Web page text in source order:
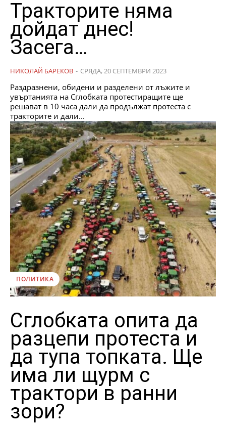
Тракторите няма
дойдат днес!
Засега…
НИКОЛАЙ БАРЕКОВ - СРЯДА, 20 СЕПТЕМВРИ 2023
Раздразнени, обидени и разделени от лъжите и
увъртанията на Сглобката протестиращите ще
решават в 10 часа дали да продължат протеста с
тракторите и дали...
ПОЛИТИКА
Сглобката опита да
разцепи протеста и
да тупа топката. Ще
има ли щурм с
трактори в ранни
зори?